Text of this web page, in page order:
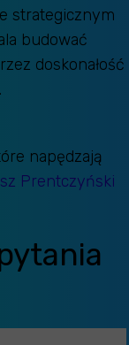
strategicznym
budować
doskonałość
napędzają
Prentczyński